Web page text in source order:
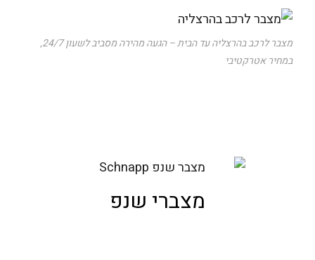
מצבר לרכב בהרצליה עד הבית – הגעה מהירה מסביב לשעון 24/7,
במחיר אטרקטיבי
מצברי שנפ